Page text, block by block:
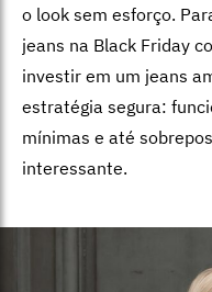
o look sem esforço.
jeans na Black Friday
investir em um jeans
estratégia segura:
mínimas e até
interessante.